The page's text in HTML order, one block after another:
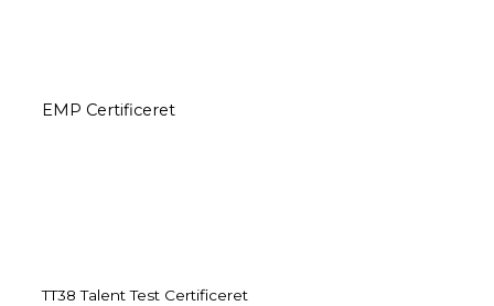
EMP Certificeret
TT38 Talent Test Certificeret